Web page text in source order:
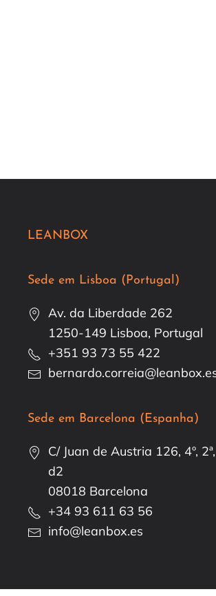
LEANBOX
Sede em Lisboa (Portugal)
Av. da Liberdade 262
1250-149 Lisboa, Portugal
+351 93 73 55 422
Sede em Barcelona (Espanha)
C/ Juan de Austria 126, 4º, 2ª,
d2
08018 Barcelona
+34 93 611 63 56
info@leanbox.es